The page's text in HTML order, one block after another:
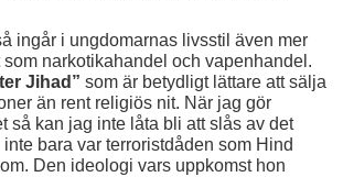
ingår i ungdomarnas livsstil även mer
narkotikahandel och vapenhandel.
Jihad” som är betydligt lättare att sälja
än rent religiös nit. När jag gör
så kan jag inte låta bli att slås av det
bara var terroristdåden som Hind
Den ideologi vars uppkomst hon